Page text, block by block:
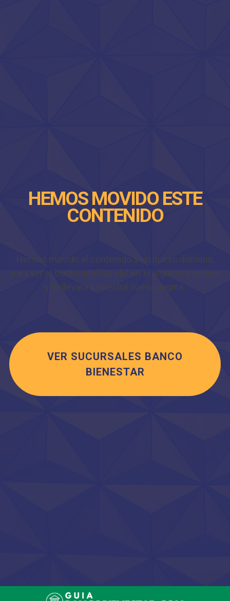
HEMOS MOVIDO ESTE
CONTENIDO
Hemos movido el contenido a un nuevo dominio,
para ver el contenido haz clic en el siguiente enlace
y te llevará a nuestra nueva página.
VER SUCURSALES BANCO
BIENESTAR